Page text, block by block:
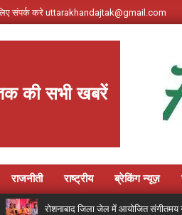
संपर्क करे uttarakhandajtak@gmail.com
की सभी खबरें
राजनीती राष्ट्रीय ब्रेकिंग न्यूज़
रोशनाबाद जिला जेल में आयोजित संगीतमय गंगा कथा के